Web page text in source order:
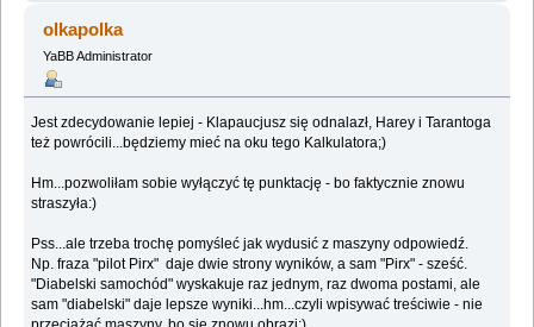
olkapolka
YaBB Administrator
Jest zdecydowanie lepiej - Klapaucjusz się odnalazł, Harey i Tarantoga
też powrócili...będziemy mieć na oku tego Kalkulatora;)
Hm...pozwoliłam sobie wyłączyć tę punktację - bo faktycznie znowu
straszyła:)
Pss...ale trzeba trochę pomyśleć jak wydusić z maszyny odpowiedź.
Np. fraza "pilot Pirx" daje dwie strony wyników, a sam "Pirx" - sześć.
"Diabelski samochód" wyskakuje raz jednym, raz dwoma postami, ale
sam "diabelski" daje lepsze wyniki...hm...czyli wpisywać treściwie - nie